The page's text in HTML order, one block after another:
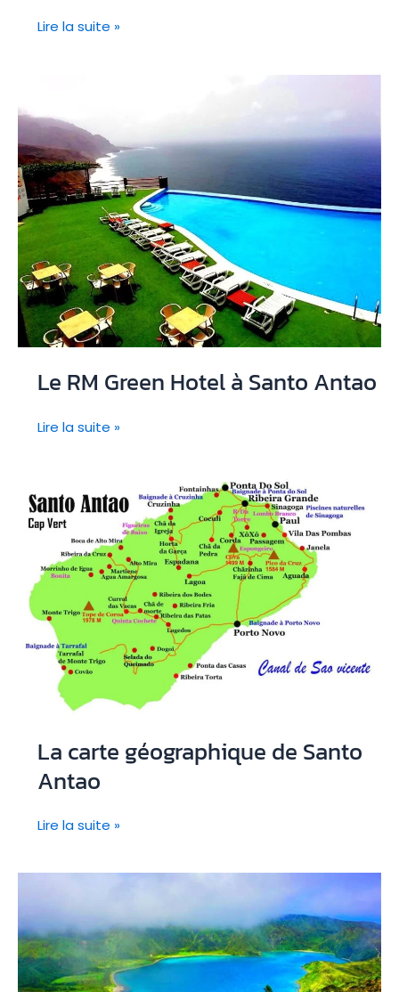
Tout
à
Santo
Antao
Lire la suite »
Le RM Green Hotel à Santo Antao
Le
Hotel
à
Santo
Antao
Lire la suite »
La carte géographique de Santo
Antao
La
Santo
Antao
Lire la suite »